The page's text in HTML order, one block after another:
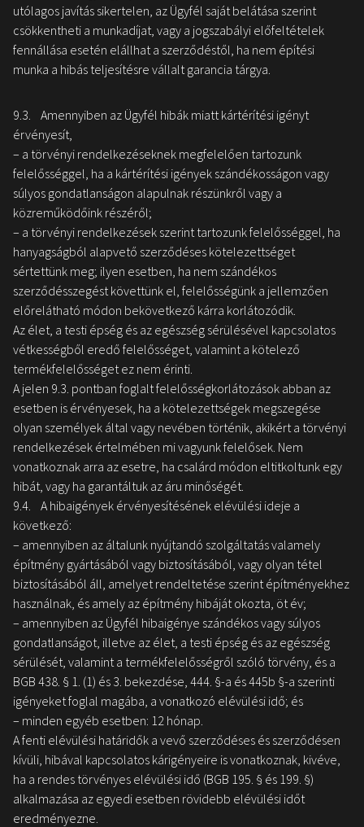
utólagos javítás sikertelen, az Ügyfél saját belátása szerint
csökkentheti a munkadíjat, vagy a jogszabályi előfeltételek
fennállása esetén elállhat a szerződéstől, ha nem építési
munka a hibás teljesítésre vállalt garancia tárgya.
9.3. Amennyiben az Ügyfél hibák miatt kártérítési igényt
érvényesít,
– a törvényi rendelkezéseknek megfelelően tartozunk
felelősséggel, ha a kártérítési igények szándékosságon vagy
súlyos gondatlanságon alapulnak részünkről vagy a
közreműködőink részéről;
– a törvényi rendelkezések szerint tartozunk felelősséggel, ha
hanyagságból alapvető szerződéses kötelezettséget
sértettünk meg; ilyen esetben, ha nem szándékos
szerződésszegést követtünk el, felelősségünk a jellemzően
előrelátható módon bekövetkező kárra korlátozódik.
Az élet, a testi épség és az egészség sérülésével kapcsolatos
vétkességből eredő felelősséget, valamint a kötelező
termékfelelősséget ez nem érinti.
A jelen 9.3. pontban foglalt felelősségkorlátozások abban az
esetben is érvényesek, ha a kötelezettségek megszegése
olyan személyek által vagy nevében történik, akikért a törvényi
rendelkezések értelmében mi vagyunk felelősek. Nem
vonatkoznak arra az esetre, ha csalárd módon eltitkoltunk egy
hibát, vagy ha garantáltuk az áru minőségét.
9.4. A hibaigények érvényesítésének elévülési ideje a
következő:
– amennyiben az általunk nyújtandó szolgáltatás valamely
építmény gyártásából vagy biztosításából, vagy olyan tétel
biztosításából áll, amelyet rendeltetése szerint építményekhez
használnak, és amely az építmény hibáját okozta, öt év;
– amennyiben az Ügyfél hibaigénye szándékos vagy súlyos
gondatlanságot, illetve az élet, a testi épség és az egészség
sérülését, valamint a termékfelelősségről szóló törvény, és a
BGB 438. § 1. (1) és 3. bekezdése, 444. §-a és 445b §-a szerinti
igényeket foglal magába, a vonatkozó elévülési idő; és
– minden egyéb esetben: 12 hónap.
A fenti elévülési határidők a vevő szerződéses és szerződésen
kívüli, hibával kapcsolatos kárigényeire is vonatkoznak, kivéve,
ha a rendes törvényes elévülési idő (BGB 195. § és 199. §)
alkalmazása az egyedi esetben rövidebb elévülési időt
eredményezne.